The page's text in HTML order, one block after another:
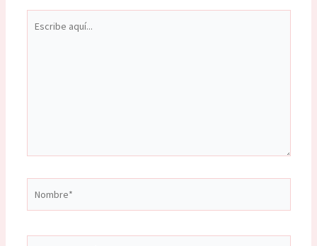
aquí...